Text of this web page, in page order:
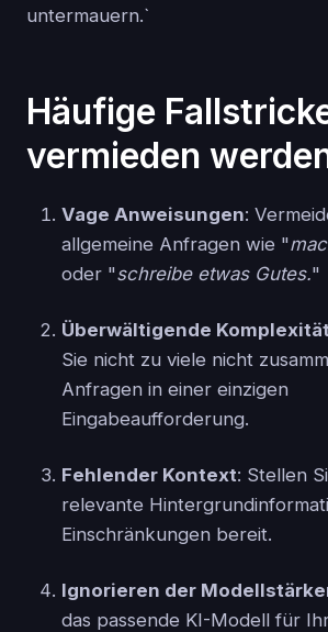
untermauern.`
Häufige
vermieden
Vage Anweisungen:
allgemeine Anfragen wie "
oder "schreibe etwas Gutes."
Überwältigende Komplexität
Sie nicht zu viele nicht
Anfragen in einer einzigen
Eingabeaufforderung.
Fehlender Kontext: Stellen
relevante
Einschränkungen bereit.
Ignorieren der
das passende KI-Modell für